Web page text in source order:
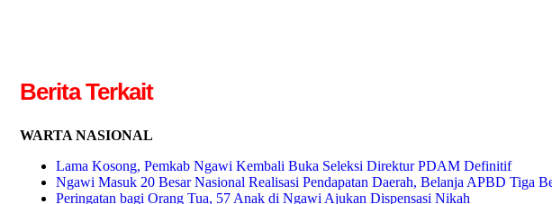
Berita Terkait
WARTA NASIONAL
Lama Kosong, Pemkab Ngawi Kembali Buka Seleksi Direktur PDAM Definitif
Ngawi Masuk 20 Besar Nasional Realisasi Pendapatan Daerah, Belanja APBD Tiga
Peringatan bagi Orang Tua, 57 Anak di Ngawi Ajukan Dispensasi Nikah